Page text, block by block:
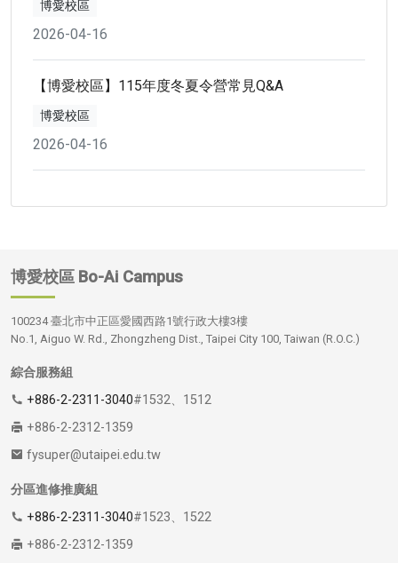
博愛校區
2026-04-16
【博愛校區】115年度冬夏令營常見Q&A
博愛校區
2026-04-16
博愛校區 Bo-Ai Campus
100234 臺北市中正區愛國西路1號行政大樓3樓
No.1, Aiguo W. Rd., Zhongzheng Dist., Taipei City 100, Taiwan (R.O.C.)
綜合服務組
+886-2-2311-3040#1532、1512
+886-2-2312-1359
fysuper@utaipei.edu.tw
分區進修推廣組
+886-2-2311-3040#1523、1522
+886-2-2312-1359